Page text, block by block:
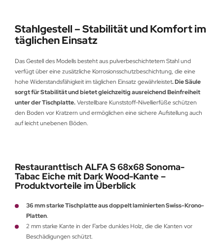
Stahlgestell – Stabilität und Komfort im
täglichen Einsatz
Das Gestell des Modells besteht aus pulverbeschichtetem Stahl und
verfügt über eine zusätzliche Korrosionsschutzbeschichtung, die eine
hohe Widerstandsfähigkeit im täglichen Einsatz gewährleistet. Die Säule
sorgt für Stabilität und bietet gleichzeitig ausreichend Beinfreiheit
unter der Tischplatte.Verstellbare Kunststoff-Nivellierfüße schützen
den Boden vor Kratzern und ermöglichen eine sichere Aufstellung auch
auf leicht unebenen Böden.
Restauranttisch ALFA S 68x68 Sonoma-
Tabac Eiche mit Dark Wood-Kante –
Produktvorteile im Überblick
36 mm starke Tischplatte aus doppelt laminierten Swiss-Krono-
Platten.
2 mm starke Kante in der Farbe dunkles Holz, die die Kanten vor
Beschädigungen schützt.